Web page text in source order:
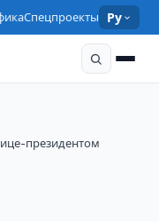
Спецпроекты Ру
президентом